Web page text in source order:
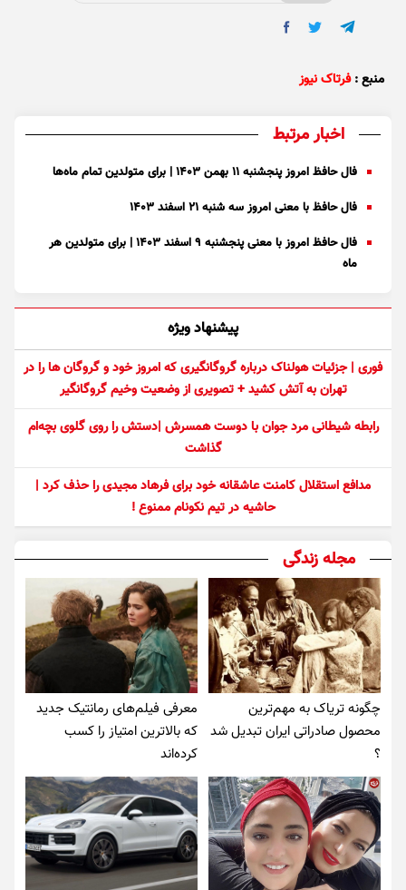
منبع : فرتاک نیوز
اخبار مرتبط
فال حافظ امروز پنجشنبه ۱۱ بهمن ۱۴۰۳ | برای متولدین تمام ماه‌ها
فال حافظ با معنی امروز سه شنبه ۲۱ اسفند ۱۴۰۳
فال حافظ امروز با معنی پنجشنبه ۹ اسفند ۱۴۰۳ | برای متولدین هر
ماه
پیشنهاد ویژه
فوری | جزئیات هولناک درباره گروگانگیری که امروز خود و گروگان ها را در
تهران به آتش کشید + تصویری از وضعیت وخیم گروگانگیر
رابطه شیطانی مرد جوان با دوست همسرش |دستش را روی گلوی بچه‌ام
گذاشت
مدافع استقلال کامنت عاشقانه خود برای فرهاد مجیدی را حذف کرد |
حاشیه در تیم نکونام ممنوع !
مجله زندگی
چگونه تریاک به مهم‌ترین
محصول صادراتی ایران تبدیل شد
؟
معرفی فیلم‌های رمانتیک جدید
که بالاترین امتیاز را کسب
کرده‌اند